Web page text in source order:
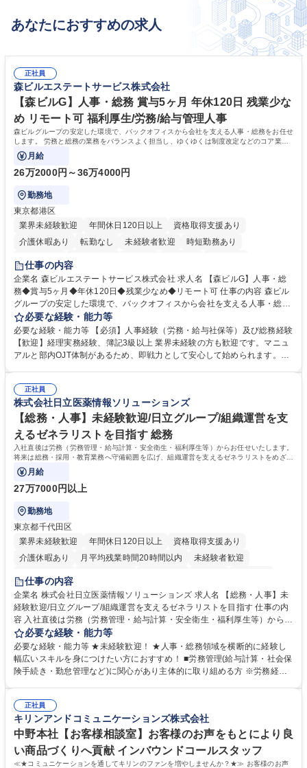
あなたにおすすめの求人
正社員
森ビルエステートサービス株式会社
【森ビルG】人事・総務 賞与5ヶ月 年休120日 残業少な
め リモート可 福利厚生/労務/給与管理人事
森ビルグループの安定した環境で、バックオフィスから会社を支える人事・総務をお任せ
します。 労務と総務の業務をバランスよく担当し、ゆくゆくは制度改定などのコア業務
にも挑戦できる、やりがいある環境です。
月給
26万2000円～36万4000円
勤務地
東京都港区
業界未経験歓迎
年間休日120日以上
資格取得支援あり
介護休暇あり
転勤なし 未経験者歓迎
時短勤務あり
経験者歓迎
完全週休2日制
交通費支給 長期歓迎 駅近5分以内 土日祝休み
仕事の内容
企業名 森ビルエステートサービス株式会社 求人名 【森ビルG】人事・総
務◆賞与5ヶ月◆年休120日◆残業少なめ◆リモート可 仕事の内容 森ビル
グループの安定した環境で、バックオフィスから会社を支える人事・総務
をお任せします。 労務と総務の業務をバランスよく担当し、ゆくゆくは制
度改定などのコア業務にも挑戦できる、やりがいある環境です。 ■勤怠管
理、給与計算、社会保険手続き、年末調整等の労務管理全般 ■入退社手続
き、社内規定の改定や人事制度改定などのコア業務 ■社内イベントの企画
でも質問・相談できる環境が整っているため、安心して成長できます。 募
集職種 【森ビルG】人事・総務◆賞与5ヶ月◆年休120日◆残業少なめ◆
リモート可
必要な経験・能力等
必要な経験・能力等 【必須】人事経験（労務・給与社保等）及び総務経験
【歓迎】経理実務経験、簿記3級以上 業界未経験の方も歓迎です。マニュ
アルと部内OJT体制があるため、即戦力として安心して始められます。
務に挑戦できるため、自身の成長と組織への貢献度をダイレクトに実感で
きます。 残業少なめ、週1日リモート可など、ワークライフバランスを保
ち長期活躍できる環境です。 「これまでの幅広い経験を活かし、長期的な
キャリアを築きたい」という前向きな意欲と挑戦を全力で応援します。 学
歴・資格 学歴：大学院 大学 高専 短大 専修学校 高校 語学力： 資格：日商
簿記検定1級 日商簿記検定2級 日商簿記検定3級
正社員
株式会社日立医薬情報ソリューションズ
【総務・人事】未経験歓迎/日立グループ/組織運営を支
えるゼネラリストを目指す 総務
入社直後は労務（労務管理・給与計算・安全衛生・福利厚生等）からお任せいたします。
将来は総務・採用・教育業務へ守備範囲を広げ、組織運営を支えるゼネラリストをめざせ
ます。
月給
27万7000円以上
勤務地
東京都千代田区
業界未経験歓迎
年間休日120日以上
資格取得支援あり
介護休暇あり
月平均残業時間20時間以内
未経験者歓迎
住宅手当あり
育休あり
完全週休2日制 交通費支給 土日祝休み 寮・社宅あり
仕事の内容
企業名 株式会社日立医薬情報ソリューションズ 求人名 【総務・人事】未
経験歓迎/日立グループ/組織運営を支えるゼネラリストを目指す 仕事の内
容 入社直後は労務（労務管理・給与計算・安全衛生・福利厚生等）からお
任せいたします。将来は総務・採用・教育業務へ守備範囲を広げ、組織運
営を支えるゼネラリストをめざせます。 ・初期業務：労働時間管理、給与
計算、社会保険対応、福利厚生管理、安全衛生、健康経営推進等をお任せ
します。ご経験に応じて、休職者管理など、幅広く経験を積んでいただき
幅広く経験を積みたい意欲がある方に最適な環境です。 募集職種 【総
務・人事】未経験歓迎/日立グループ/組織運営を支えるゼネラリストを目
指す
必要な経験・能力等
必要な経験・能力等 ★未経験歓迎！ ★人事・総務領域を横断的に経験し
幅広いスキルを身につけたい方におすすめ！ ■労務管理(給与計算・社会保
険手続き・勤怠管理など)に関心があり主体的に取り組める方 ※労務経験
のご経験 ■労務管理（給与計算・社会保険手続き・勤怠管理など）の経験
■衛生管理者の資格をお持ちの方 学歴・資格 学歴：大学院 大学 高専 短大
専修学校 高校 語学力： 資格：
正社員
キリンアンドコミュニケーションズ株式会社
中野本社【お客様相談室】お客様のお声をもとにより良
い商品づくりへ貢献 インバウンドコールスタッフ
≪★コミュニケーションを通してキリンのファンを増やしませんか？★≫ お客様のお声